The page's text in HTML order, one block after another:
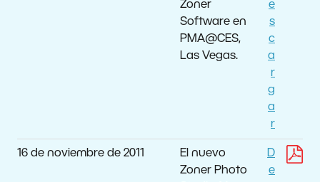
Zoner
Software en
PMA@CES,
Las Vegas.
e
s
c
a
r
g
a
r
16 de noviembre de 2011
El nuevo
Zoner Photo
D
e